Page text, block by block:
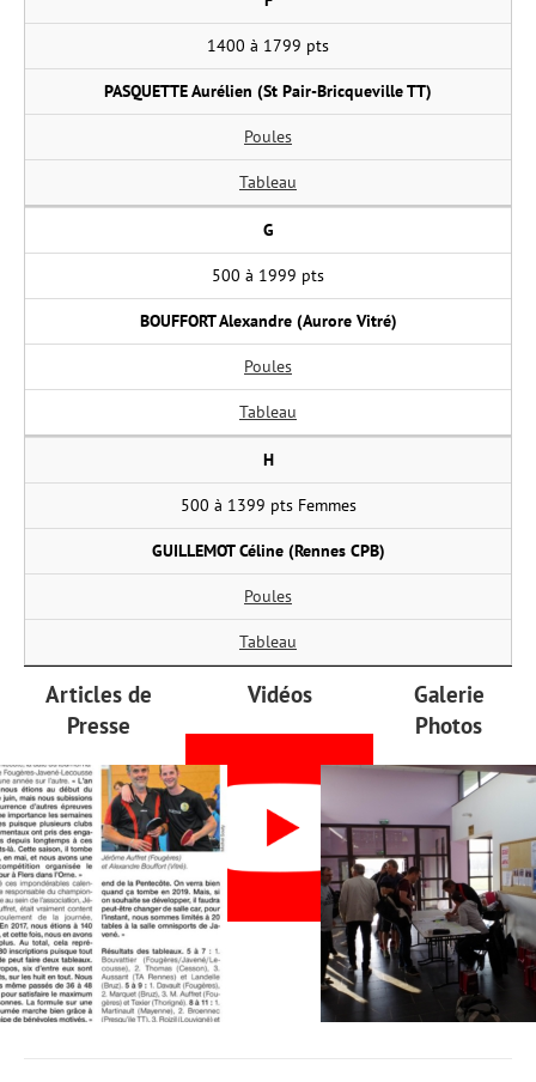
1400 à 1799 pts
PASQUETTE Aurélien (St Pair-Bricqueville TT)
Poules
Tableau
G
500 à 1999 pts
BOUFFORT Alexandre (Aurore Vitré)
Poules
Tableau
H
500 à 1399 pts Femmes
GUILLEMOT Céline (Rennes CPB)
Poules
Tableau
Articles de
Presse
Vidéos
Galerie
Photos